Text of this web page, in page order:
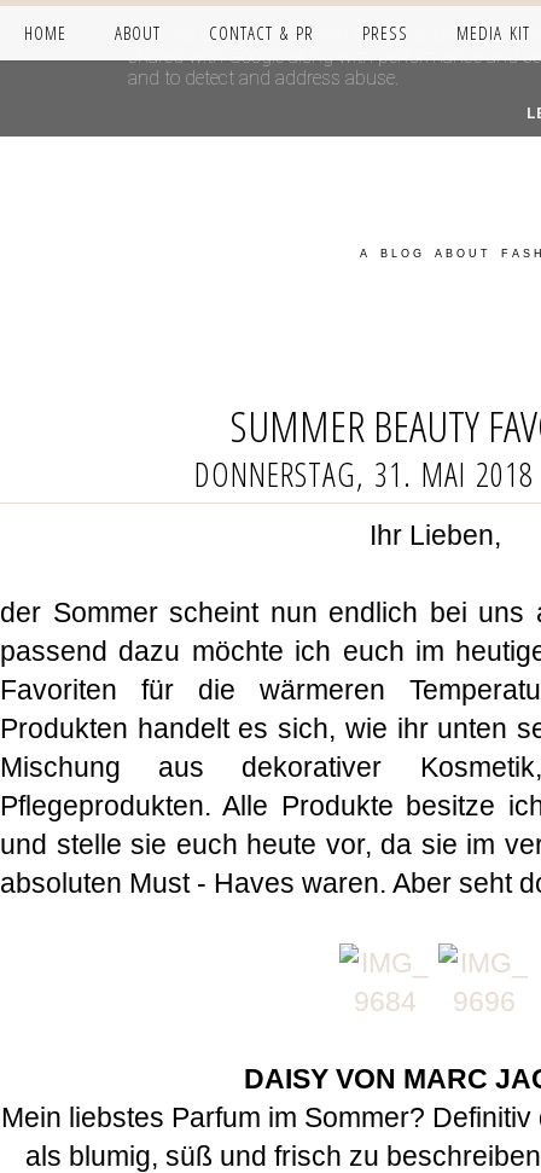
HOME ABOUT CONTACT & PR PRESS MEDIA KIT
A BLOG ABOUT
SUMMER BEAUTY
DONNERSTAG, 31. MAI 2018
Ihr Lieben,
der Sommer scheint nun endlich bei uns
passend dazu möchte ich euch im
Favoriten für die wärmeren
Produkten handelt es sich, wie ihr unten
Mischung aus dekorativer
Pflegeprodukten. Alle Produkte besitze
und stelle sie euch heute vor, da sie im
absoluten Must - Haves waren. Aber seht
DAISY VON MARC
Mein liebstes Parfum im Sommer?
als blumig, süß und frisch zu
This site uses cookies from Google to deliver its
shared with Google along with performance and
and to detect and address abuse.